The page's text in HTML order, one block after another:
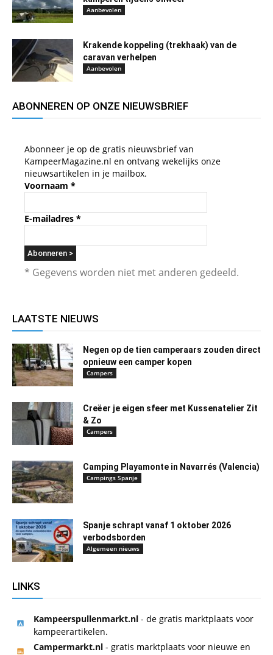
Aanbevolen
Krakende koppeling (trekhaak) van de
caravan verhelpen
Aanbevolen
ABONNEREN OP ONZE NIEUWSBRIEF
Abonneer je op de gratis nieuwsbrief van
KampeerMagazine.nl en ontvang wekelijks onze
nieuwsartikelen in je mailbox.
Voornaam *
E-mailadres *
* Gegevens worden niet met anderen gedeeld.
LAATSTE NIEUWS
Negen op de tien camperaars zouden direct
opnieuw een camper kopen
Campers
Creëer je eigen sfeer met Kussenatelier Zit
& Zo
Campers
Camping Playamonte in Navarrés (Valencia)
Campings Spanje
Spanje schrapt vanaf 1 oktober 2026
verbodsborden
Algemeen nieuws
LINKS
Kampeerspullenmarkt.nl - de gratis marktplaats voor
kampeerartikelen.
Campermarkt.nl - gratis marktplaats voor nieuwe en